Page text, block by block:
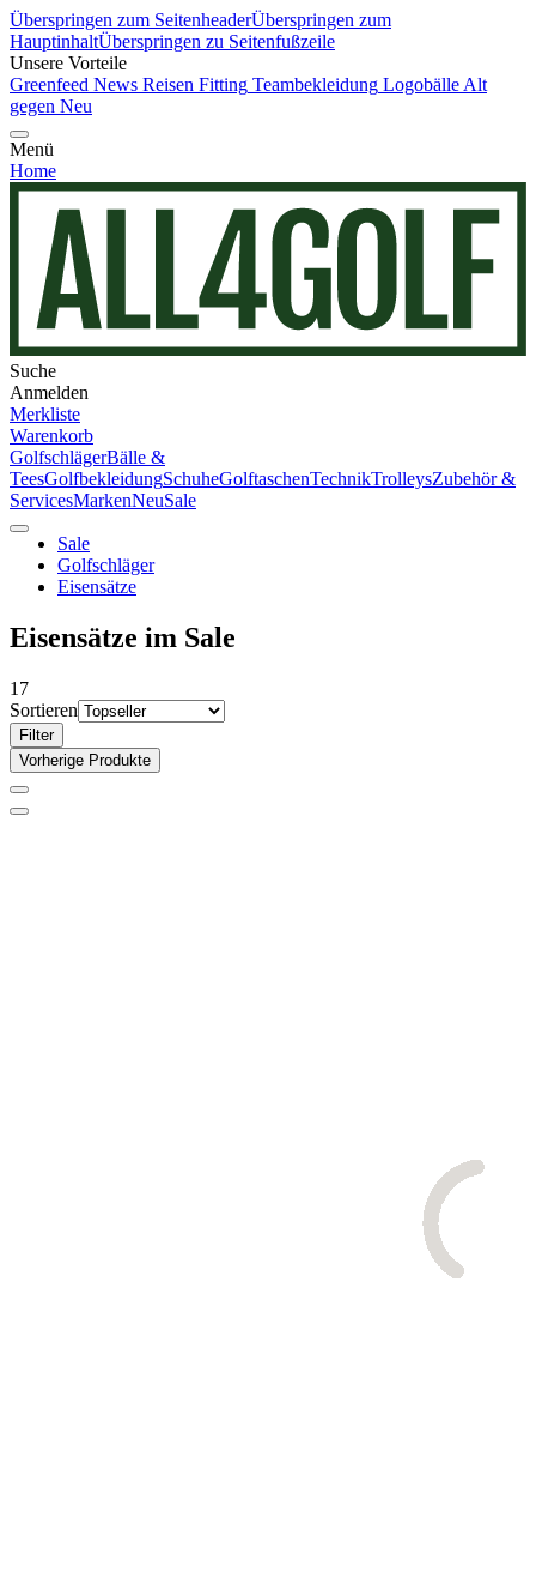
Überspringen zum SeitenheaderÜberspringen zum
HauptinhaltÜberspringen zu Seitenfußzeile
Unsere Vorteile
Greenfeed News Reisen Fitting Teambekleidung Logobälle Alt
gegen Neu
Menü
Home
Suche
Anmelden
Merkliste
Warenkorb
GolfschlägerBälle &
TeesGolfbekleidungSchuheGolftaschenTechnikTrolleysZubehör &
ServicesMarkenNeuSale
Sale
Golfschläger
Eisensätze
Eisensätze im Sale
17
Sortieren
Filter
Vorherige Produkte